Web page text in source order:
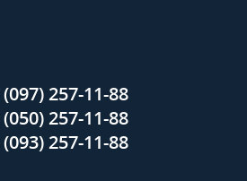
257-11-88
257-11-88
257-11-88